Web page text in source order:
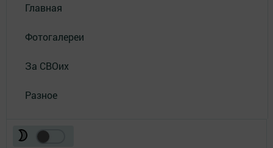
Главная
Фотогалереи
За СВОих
Разное